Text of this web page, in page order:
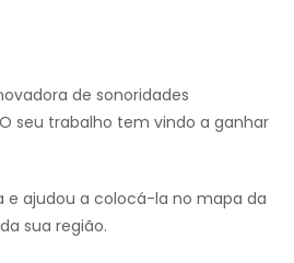
de sonoridades
seu trabalho tem vindo a ganhar
ajudou a colocá-la no mapa da
sua região.